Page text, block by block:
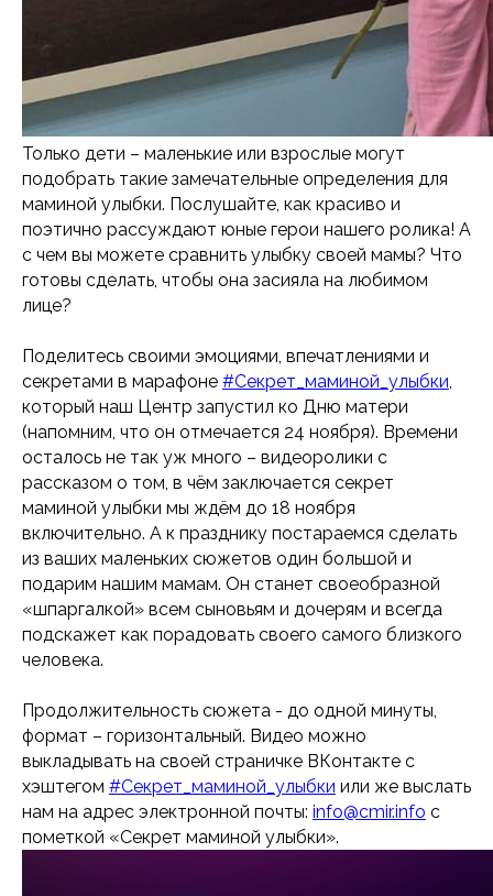
Только дети – маленькие или взрослые могут
подобрать такие замечательные определения для
маминой улыбки. Послушайте, как красиво и
поэтично рассуждают юные герои нашего ролика! А
с чем вы можете сравнить улыбку своей мамы? Что
готовы сделать, чтобы она засияла на любимом
лице?
Поделитесь своими эмоциями, впечатлениями и
секретами в марафоне #Секрет_маминой_улыбки,
который наш Центр запустил ко Дню матери
(напомним, что он отмечается 24 ноября). Времени
осталось не так уж много – видеоролики с
рассказом о том, в чём заключается секрет
маминой улыбки мы ждём до 18 ноября
включительно. А к празднику постараемся сделать
из ваших маленьких сюжетов один большой и
подарим нашим мамам. Он станет своеобразной
«шпаргалкой» всем сыновьям и дочерям и всегда
подскажет как порадовать своего самого близкого
человека.
Продолжительность сюжета - до одной минуты,
формат – горизонтальный. Видео можно
выкладывать на своей страничке ВКонтакте с
хэштегом #Секрет_маминой_улыбки или же выслать
нам на адрес электронной почты: info@cmir.info с
пометкой «Секрет маминой улыбки».